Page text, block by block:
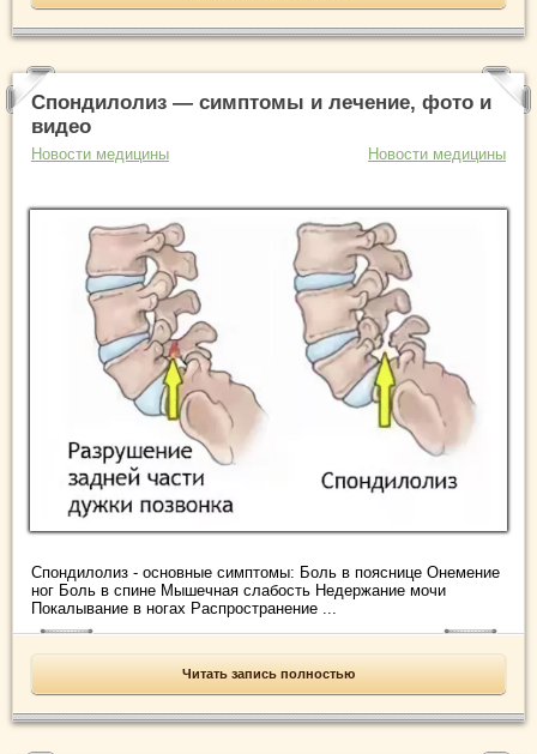
Спондилолиз — симптомы и лечение, фото и
видео
Новости медицины Новости медицины
Спондилолиз - основные симптомы: Боль в пояснице Онемение
ног Боль в спине Мышечная слабость Недержание мочи
Покалывание в ногах Распространение ...
Читать запись полностью